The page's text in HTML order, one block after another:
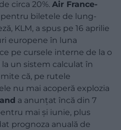
circa 20%. Air France-
biletele de lung-
KLM, a spus pe 16 aprilie
europene în luna
pe cursele interne de la o
un sistem calculat în
că, pe rutele
nu mai acoperă explozia
a anunțat încă din 7
mai și iunie, plus
prognoza anuală de